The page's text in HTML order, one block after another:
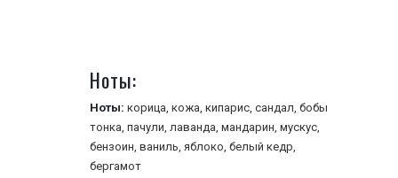
Ноты:
Ноты: корица, кожа, кипарис, сандал, бобы
тонка, пачули, лаванда, мандарин, мускус,
бензоин, ваниль, яблоко, белый кедр,
бергамот